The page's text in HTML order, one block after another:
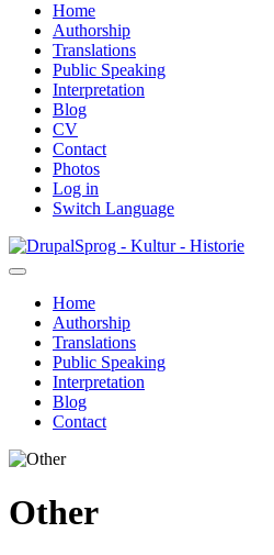
Home
Authorship
Translations
Public Speaking
Interpretation
Blog
CV
Contact
Photos
Log in
Switch Language
Skip
to
content
Sprog - Kultur - Historie
Primær
navigation
Home
Authorship
Translations
Public Speaking
Interpretation
Blog
Contact
Other